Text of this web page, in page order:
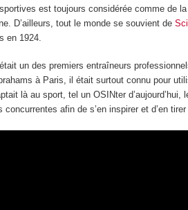
est toujours considérée comme de
D’ailleurs, tout le monde se souvient de
en 1924.
un des premiers entraîneurs
à Paris, il était surtout connu pour
là au sport, tel un OSINter
concurrentes afin de s’en inspirer et d’en